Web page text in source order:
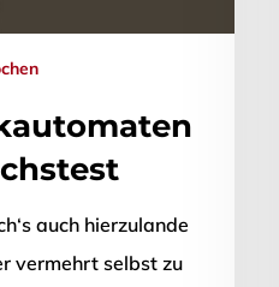
auch hierzulande
vermehrt selbst zu